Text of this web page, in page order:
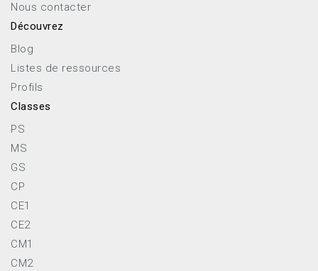
Nous contacter
Découvrez
Blog
Listes de ressources
Profils
Classes
PS
MS
GS
CP
CE1
CE2
CM1
CM2